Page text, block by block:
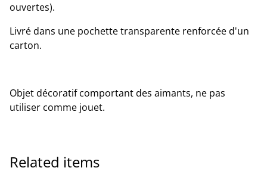
ouvertes).
Livré dans une pochette transparente renforcée d'un
carton.
Objet décoratif comportant des aimants, ne pas
utiliser comme jouet.
Related items